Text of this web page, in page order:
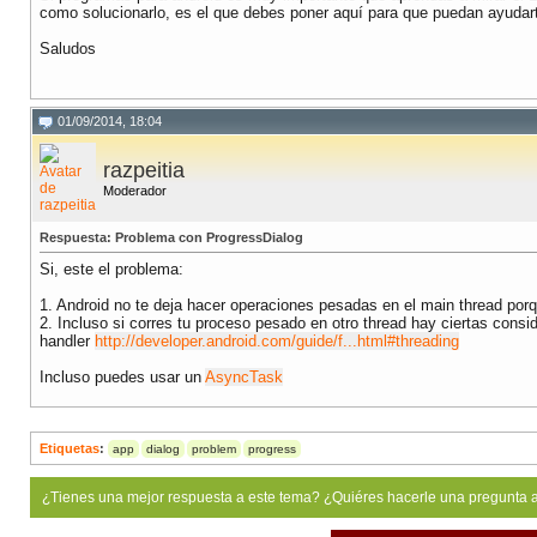
int x = (codeASCII +
String[] insultos = new
insultos[1] = "Tienes
insultos[2] = "Ha
insultos[3] = "Se puede
insultos[5] = "Ni
insultos[6] = "A no
insultos[7] = "Tu
insultos[9] = "Te
insultos[10] = "Tu
insultos[11] =
insultos[12] = "Si le
insultos[13] = "Tienes
insultos[14] = "La
insultos[15] =
insultos[16] = "Por fin
TextView out =
runOnUiThread(new
                            @Override
                            public void run()
                            {
como solucionarlo, es el que debes poner aquí para que puedan
Saludos
01/09/2014, 18:04
razpeitia
Moderador
Respuesta: Problema con ProgressDialog
Si, este el problema:
1. Android no te deja hacer operaciones pesadas en el main thread
2. Incluso si corres tu proceso pesado en otro thread hay ciertas
handler http://developer.android.com/guide/f...html#threading
Incluso puedes usar un AsyncTask
Etiquetas: app dialog problem progress
¿Tienes una mejor respuesta a este tema? ¿Quiéres hacerle una pregunta